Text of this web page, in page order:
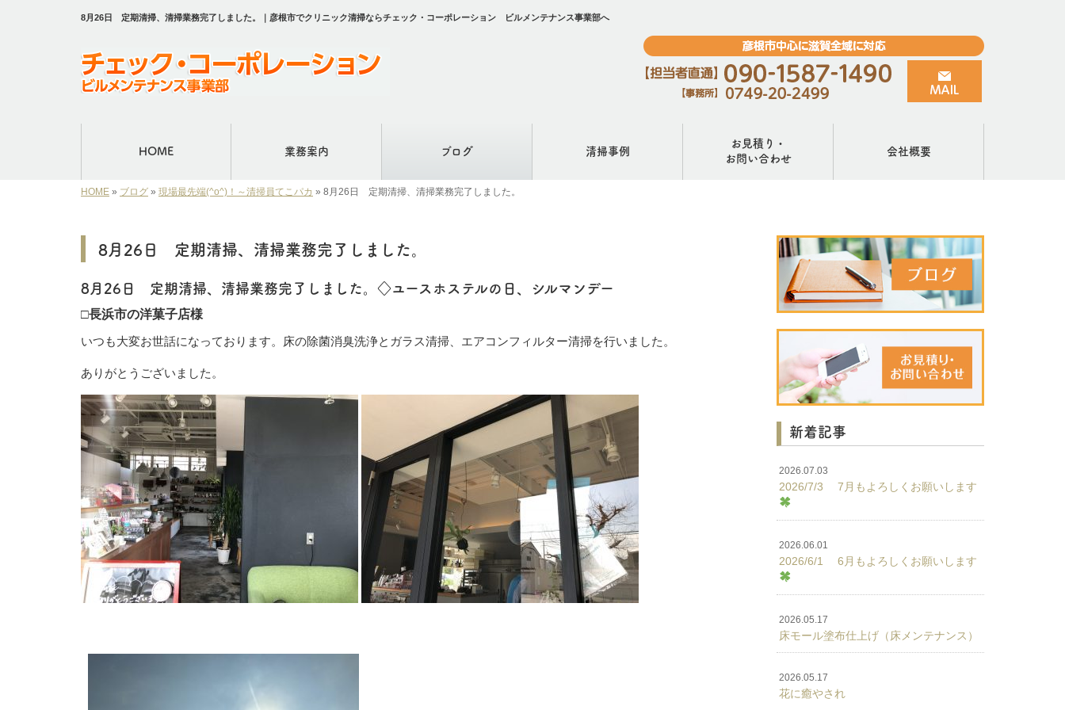
8月26日 定期清掃、清掃業務完了しました。｜彦根市でクリニック清掃ならチェック・コーポレーション ビルメンテナンス事業部へ
HOME 業務案内 ブログ 清掃事例
お見積り・
お問い合わせ
会社概要
HOME » ブログ » 現場最先端(^o^)！～清掃員てこパカ » 8月26日 定期清掃、清掃業務完了しました。
8月26日 定期清掃、清掃業務完了しました。
8月26日 定期清掃、清掃業務完了しました。◇ユースホステルの日、シルマンデー
□長浜市の洋菓子店様
いつも大変お世話になっております。床の除菌消臭洗浄とガラス清掃、エアコンフィルター清掃を行いました。
ありがとうございました。
新着記事
2026.07.03
2026/7/3 7月もよろしくお願いします
2026.06.01
2026/6/1 6月もよろしくお願いします
2026.05.17
床モール塗布仕上げ（床メンテナンス）
2026.05.17
花に癒やされ